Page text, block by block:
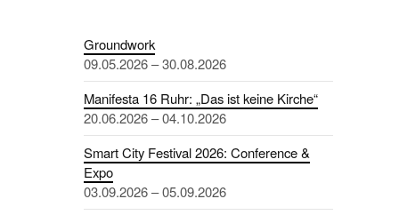
Groundwork
09.05.2026 – 30.08.2026
Manifesta 16 Ruhr: „Das ist keine Kirche“
20.06.2026 – 04.10.2026
Smart City Festival 2026: Conference &
Expo
03.09.2026 – 05.09.2026